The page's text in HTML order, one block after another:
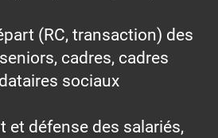
(RC, transaction) des
cadres, cadres
sociaux
et défense des salariés,